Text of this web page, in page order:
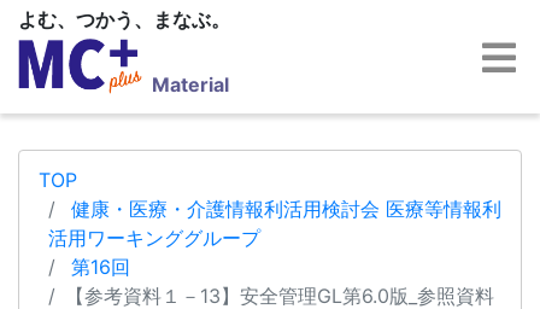
よむ、つかう、まなぶ。
Material
TOP
健康・医療・介護情報利活用検討会 医療等情報利
活用ワーキンググループ
第16回
【参考資料１－13】安全管理GL第6.0版_参照資料